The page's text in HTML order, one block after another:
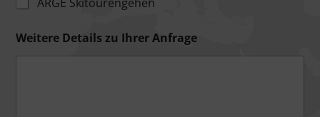
Weitere Details zu Ihrer Anfrage